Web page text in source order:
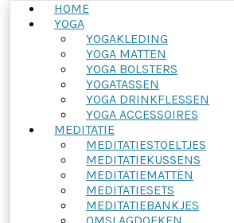
HOME
YOGA
YOGAKLEDING
YOGA MATTEN
YOGA BOLSTERS
YOGATASSEN
YOGA DRINKFLESSEN
YOGA ACCESSOIRES
MEDITATIE
MEDITATIESTOELTJES
MEDITATIEKUSSENS
MEDITATIEMATTEN
MEDITATIESETS
MEDITATIEBANKJES